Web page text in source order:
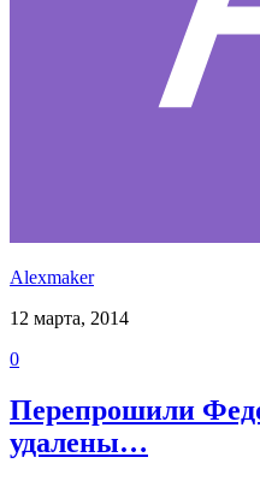
Alexmaker
12 марта, 2014
0
Перепрошили
удалены…